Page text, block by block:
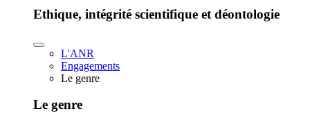
Ethique, intégrité scientifique et déontologie
L'ANR
Engagements
Le genre
Le genre